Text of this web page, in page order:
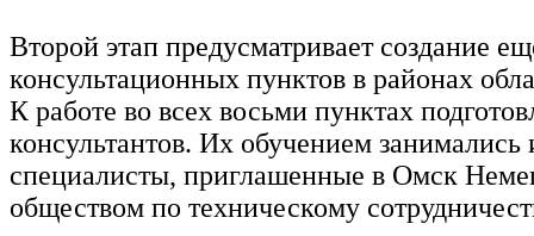
Второй этап предусматривает создание
консультационных пунктов в районах
К работе во всех восьми пунктах
консультантов. Их обучением
специалисты, приглашенные в Омск
обществом по техническому